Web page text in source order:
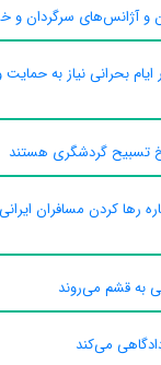
و آژانس‌های سرگردان و
بحرانی نیاز به حمایت
تسبیح گردشگری هستند
رها کردن مسافران
به قشم می‌روند